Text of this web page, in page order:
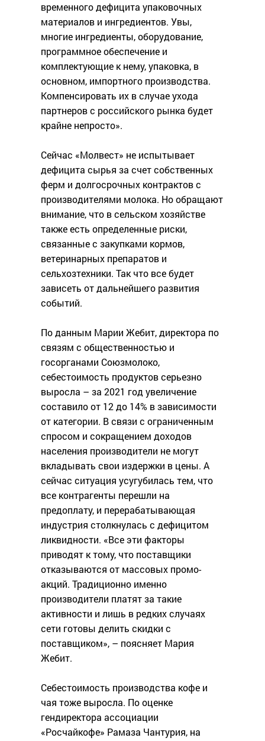
временного дефицита упаковочных
материалов и ингредиентов. Увы,
многие ингредиенты, оборудование,
программное обеспечение и
комплектующие к нему, упаковка, в
основном, импортного производства.
Компенсировать их в случае ухода
партнеров с российского рынка будет
крайне непросто».
Сейчас «Молвест» не испытывает
дефицита сырья за счет собственных
ферм и долгосрочных контрактов с
производителями молока. Но обращают
внимание, что в сельском хозяйстве
также есть определенные риски,
связанные с закупками кормов,
ветеринарных препаратов и
сельхозтехники. Так что все будет
зависеть от дальнейшего развития
событий.
По данным Марии Жебит, директора по
связям с общественностью и
госорганами Союзмолоко,
себестоимость продуктов серьезно
выросла – за 2021 год увеличение
составило от 12 до 14% в зависимости
от категории. В связи с ограниченным
спросом и сокращением доходов
населения производители не могут
вкладывать свои издержки в цены. А
сейчас ситуация усугубилась тем, что
все контрагенты перешли на
предоплату, и перерабатывающая
индустрия столкнулась с дефицитом
ликвидности. «Все эти факторы
приводят к тому, что поставщики
отказываются от массовых промо-
акций. Традиционно именно
производители платят за такие
активности и лишь в редких случаях
сети готовы делить скидки с
поставщиком», – поясняет Мария
Жебит.
Себестоимость производства кофе и
чая тоже выросла. По оценке
гендиректора ассоциации
«Росчайкофе» Рамаза Чантурия, на